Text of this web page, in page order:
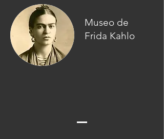
Museo de
Frida Kahlo